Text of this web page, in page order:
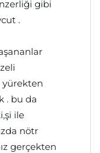
gibi
.
yürekten
. bu da
ile
nötr
gerçekten